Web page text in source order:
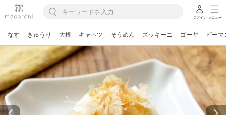
ログイン メニュー
なす きゅうり 大根 キャベツ そうめん ズッキーニ ゴーヤ ピーマ